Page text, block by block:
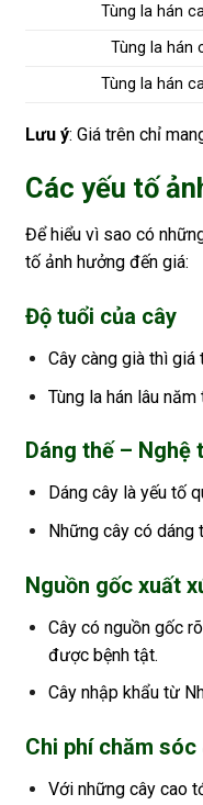
Tùng la hán
Tùng la hán
Tùng la hán
Lưu ý: Giá trên chỉ
Các yếu tố
Để hiểu vì sao có
tố ảnh hưởng đến giá:
Độ tuổi của cây
Cây càng già thì giá
Tùng la hán lâu
Dáng thế – Nghệ
Dáng cây là yếu tố
Những cây có dáng
Nguồn gốc xuất
Cây có nguồn gốc
được bệnh tật.
Cây nhập khẩu từ
Chi phí chăm sóc
Với những cây cao